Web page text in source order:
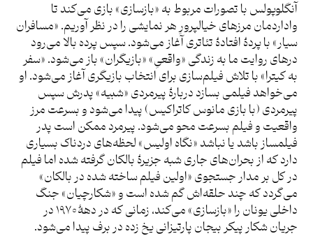
آنگلوپولس با تصورات مربوط به «بازسازی» بازی می‌کند تا
واداردمان مرزهای خیالپرورِ هر نمایشی را در نظر آوریم. «مسافران
سیار» با پردۀ افتادۀ تئاتری آغاز می‌شود. سپس پرده بالا می‌رود
درهای روایت ما به زندگی «واقعیِ» «بازیگران» باز می‌شود. «سفر
به کیترا» با تلاش فیلم‌سازی برای انتخاب بازیگری آغاز می‌شود. او
می‌خواهد فیلمی بسازد دربارۀ پیرمردی «شبیه» پدرش سپس
پیرمردی (با بازی مانوس کاتراکیس) پیدا می‌شود و بسرعت مرز
واقعیت و فیلم بسرعت محو می‌شود. پیرمرد ممکن است پدر
فیلمساز باشد یا نباشد «نگاه اولیس» لحظه‌های دردناک بسیاری
دارد که از بحران‌های جاری شبه جزیرۀ بالکان گرفته شده اما فیلم
در کل بر مدار جستجوی «اولین فیلم ساخته شده در بالکان»
می‌گردد که چند حلقه‌اش گم شده است و «شکارچیان» جنگ
داخلی یونان را «بازسازی» می‌کند، زمانی که در دهۀ ۱۹۷۰ در
جریان شکار پیکر بیجان پارتیزانی یخ زده در برف پیدا می‌شود.